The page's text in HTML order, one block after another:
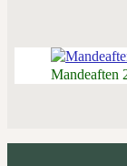
Mandeaften